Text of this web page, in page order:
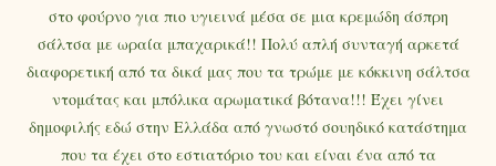
στο φούρνο για πιο υγιεινά μέσα σε μια κρεμώδη άσπρη
σάλτσα με ωραία μπαχαρικά!! Πολύ απλή συνταγή αρκετά
διαφορετική από τα δικά μας που τα τρώμε με κόκκινη σάλτσα
ντομάτας και μπόλικα αρωματικά βότανα!!! Έχει γίνει
δημοφιλής εδώ στην Ελλάδα από γνωστό σουηδικό κατάστημα
που τα έχει στο εστιατόριο του και είναι ένα από τα